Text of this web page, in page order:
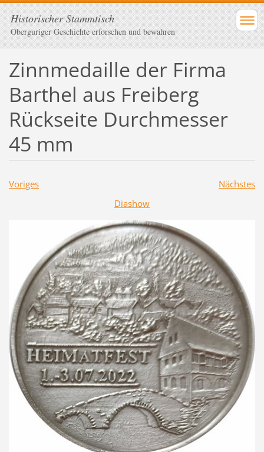
Historischer Stammtisch
Oberguriger Geschichte erforschen und bewahren
Zinnmedaille der Firma
Barthel aus Freiberg
Rückseite Durchmesser
45 mm
Voriges
Nächstes
Diashow